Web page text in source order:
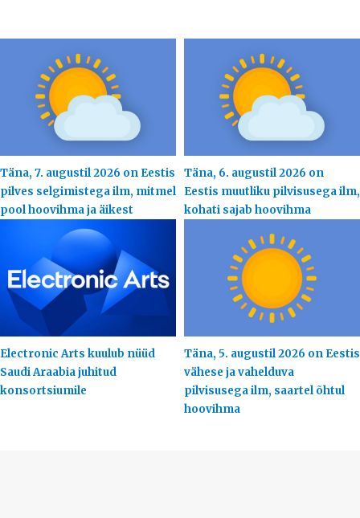
Täna, 7. augustil 2026 on Eestis
pilves selgimistega ilm, mitmel
pool hoovihma ja äikest
Täna, 6. augustil 2026 on
Eestis muutliku pilvisusega ilm,
kohati sajab hoovihma
Electronic Arts kuulub nüüd
Saudi Araabia juhitud
konsortsiumile
Täna, 5. augustil 2026 on Eestis
vähese ja vahelduva
pilvisusega ilm, saartel õhtul
hoovihma